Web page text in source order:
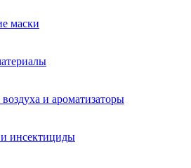
маски
и ароматизаторы
инсектициды